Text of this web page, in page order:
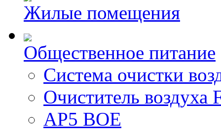
Жилые помещения
Общественное питание
Система очистки
Очиститель воздуха
AP5 BOE